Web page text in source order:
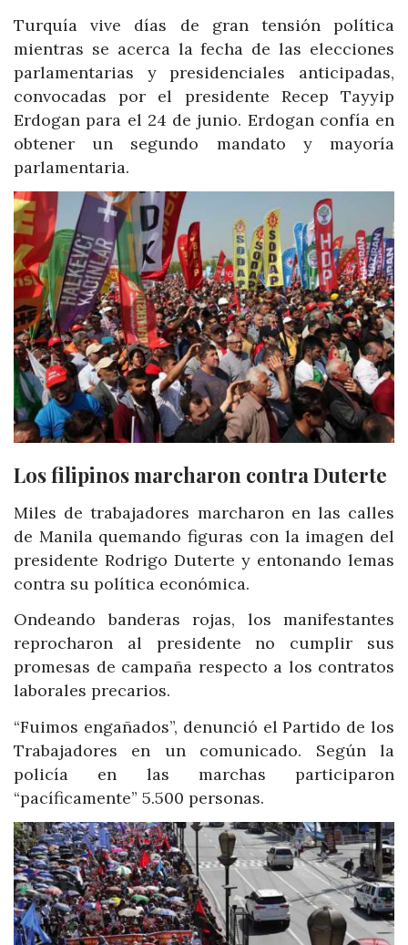
Turquía vive días de gran tensión política
mientras se acerca la fecha de las elecciones
parlamentarias y presidenciales anticipadas,
convocadas por el presidente Recep Tayyip
Erdogan para el 24 de junio. Erdogan confía en
obtener un segundo mandato y mayoría
parlamentaria.
Los filipinos marcharon contra Duterte
Miles de trabajadores marcharon en las calles
de Manila quemando figuras con la imagen del
presidente Rodrigo Duterte y entonando lemas
contra su política económica.
Ondeando banderas rojas, los manifestantes
reprocharon al presidente no cumplir sus
promesas de campaña respecto a los contratos
laborales precarios.
“Fuimos engañados”, denunció el Partido de los
Trabajadores en un comunicado. Según la
policía en las marchas participaron
“pacíficamente” 5.500 personas.